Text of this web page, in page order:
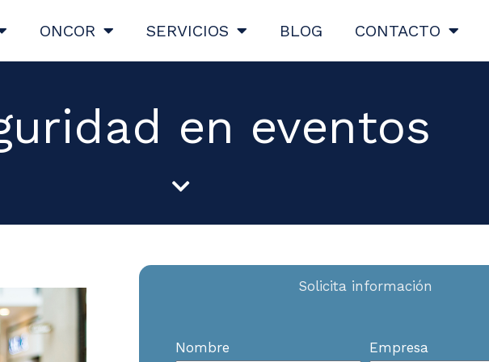
ONCOR SERVICIOS BLOG CONTACTO
en eventos
Solicita información
Nombre Empresa